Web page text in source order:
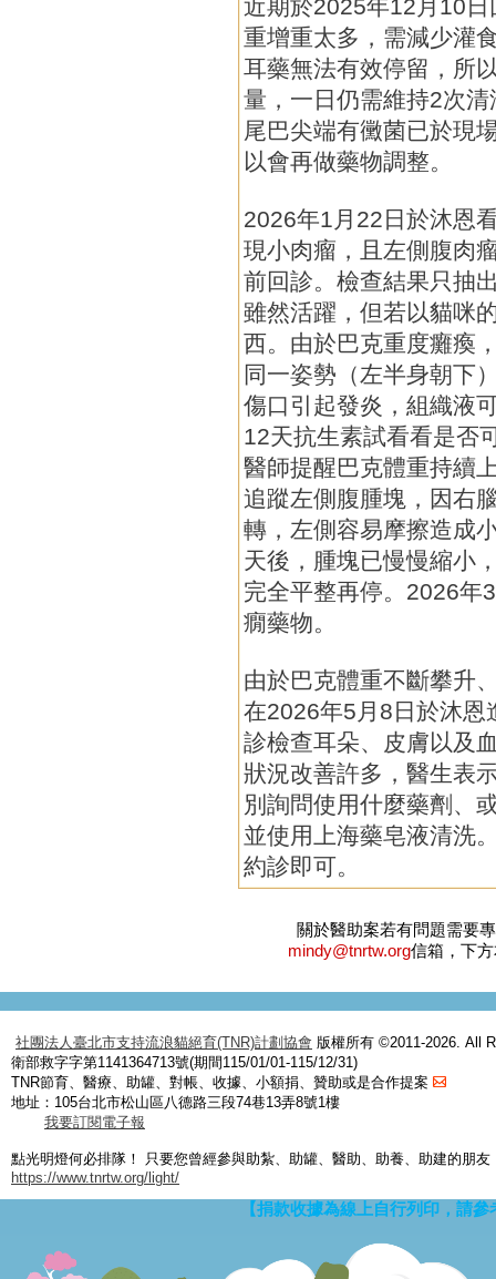
近期於2025年12月10
重增重太多，需減少灌
耳藥無法有效停留，所
量，一日仍需維持2次
尾巴尖端有黴菌已於現
以會再做藥物調整。
2026年1月22日於沐恩
現小肉瘤，且左側腹肉
前回診。檢查結果只抽
雖然活躍，但若以貓咪
西。由於巴克重度癱瘓
同一姿勢（左半身朝下
傷口引起發炎，組織液
12天抗生素試看看是否
醫師提醒巴克體重持續
追蹤左側腹腫塊，因右
轉，左側容易摩擦造成
天後，腫塊已慢慢縮小
完全平整再停。2026年
癇藥物。
由於巴克體重不斷攀升
在2026年5月8日於沐恩
診檢查耳朵、皮膚以及
狀況改善許多，醫生表
別詢問使用什麼藥劑、
並使用上海藥皂液清洗
約診即可。
關於醫助案若有問題需要
mindy@tnrtw.org信箱，下
社團法人臺北市支持流浪貓絕育(TNR)計劃協會 版權所有 ©2011-2026. All
衛部救字字第1141364713號(期間115/01/01-115/12/31)
TNR節育、醫療、助罐、對帳、收據、小額捐、贊助或是合作提案
地址：105台北市松山區八德路三段74巷13弄8號1樓
我要訂閱電子報
點光明燈何必排隊！ 只要您曾經參與助紮、助罐、醫助、助養、助建的朋
https://www.tnrtw.org/light/
【捐款收據為線上自行列印，請參